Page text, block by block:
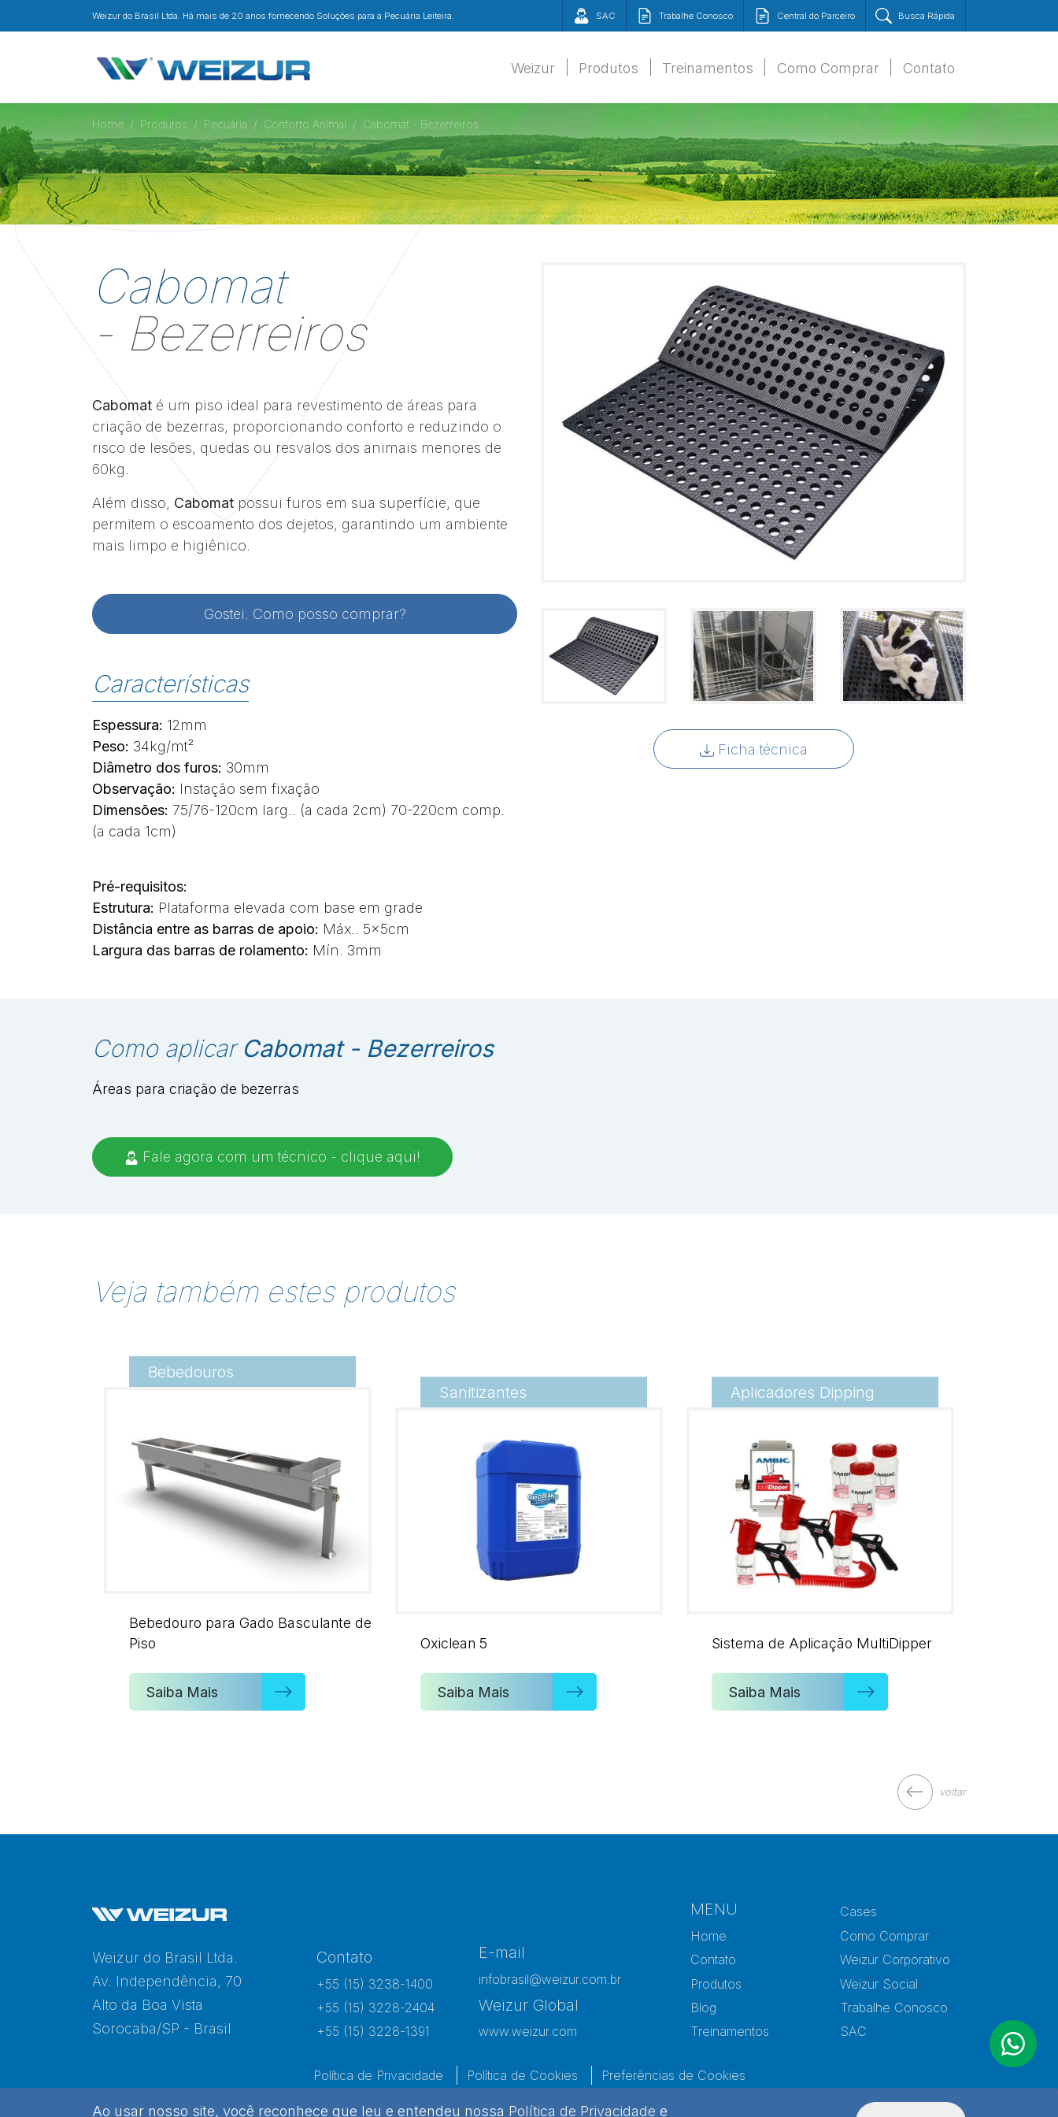
Weizur do Brasil Ltda. Há mais de 20 anos fornecendo Soluções para a Pecuária Leiteira. SAC Trabalhe Conosco Central do Parceiro Busca Rápida
Weizur Produtos Treinamentos Como Comprar Contato
Home Produtos Pecuária Conforto Animal Cabomat - Bezerreiros
Cabomat
- Bezerreiros
Cabomat é um piso ideal para revestimento de áreas para
criação de bezerras, proporcionando conforto e reduzindo o
risco de lesões, quedas ou resvalos dos animais menores de
60kg.
Além disso, Cabomat possui furos em sua superfície, que
permitem o escoamento dos dejetos, garantindo um ambiente
mais limpo e higiênico.
Gostei. Como posso comprar?
Características
Espessura: 12mm
Peso: 34kg/mt²
Diâmetro dos furos: 30mm
Observação: Instação sem fixação
Dimensões: 75/76-120cm larg.. (a cada 2cm) 70-220cm comp.
(a cada 1cm)
Pré-requisitos:
Estrutura: Plataforma elevada com base em grade
Distância entre as barras de apoio: Máx.. 5x5cm
Largura das barras de rolamento: Mín. 3mm
Ficha técnica
Como aplicar Cabomat - Bezerreiros
Áreas para criação de bezerras
Fale agora com um técnico - clique aqui!
Veja também estes produtos
Bebedouros
Bebedouro para Gado Basculante de
Piso
Saiba Mais
Sanitizantes
Oxiclean 5
Saiba Mais
Aplicadores Dipping
Sistema de Aplicação MultiDipper
Saiba Mais
voltar
Weizur do Brasil Ltda.
Av. Independência, 70
Alto da Boa Vista
Sorocaba/SP - Brasil
Contato
+55 (15) 3238-1400
+55 (15) 3228-2404
+55 (15) 3228-1391
E-mail
infobrasil@weizur.com.br
Weizur Global
www.weizur.com
MENU
Home
Contato
Produtos
Blog
Treinamentos
Cases
Como Comprar
Weizur Corporativo
Weizur Social
Trabalhe Conosco
SAC
Política de Privacidade Política de Cookies Preferências de Cookies
Ao usar nosso site, você reconhece que leu e entendeu nossa Política de Privacidade e